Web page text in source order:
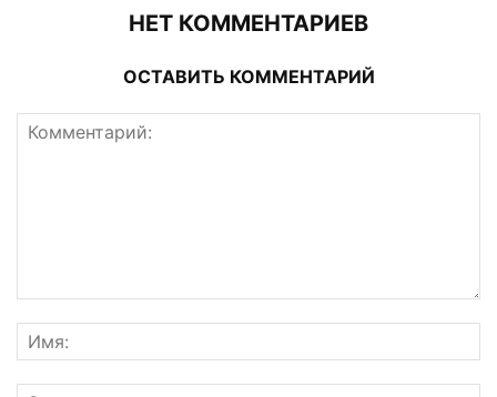
НЕТ КОММЕНТАРИЕВ
ОСТАВИТЬ КОММЕНТАРИЙ